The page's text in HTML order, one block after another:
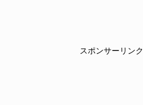
スポンサーリンク